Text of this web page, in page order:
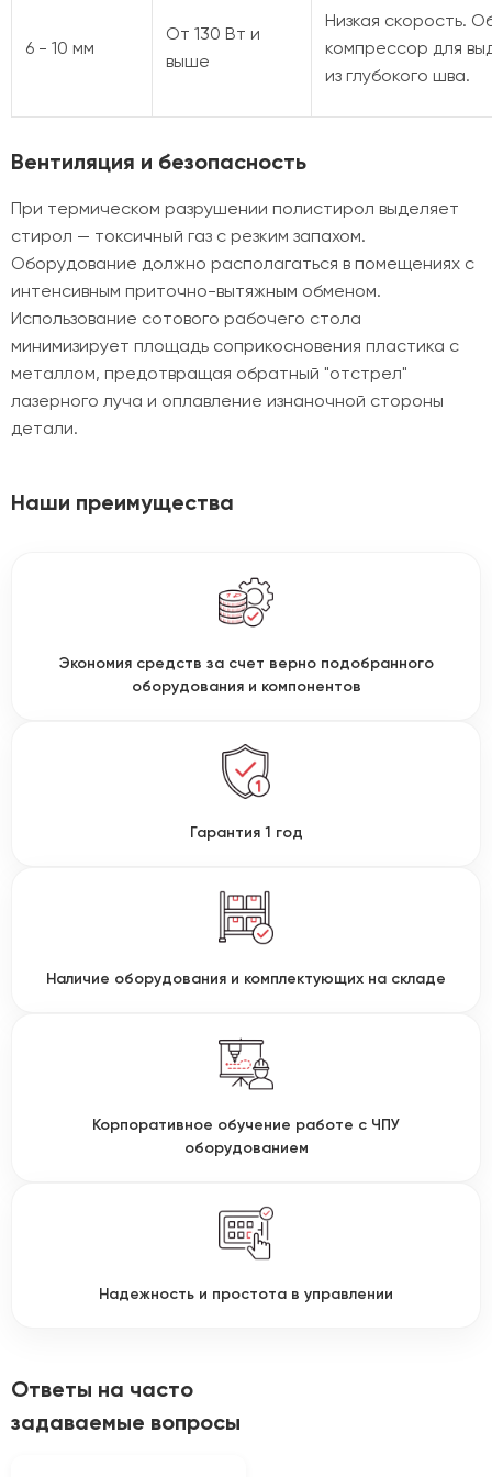
6 - 10 мм
От 130 Вт и
выше
Низкая скорость.
компрессор для
из глубокого шва.
Вентиляция и безопасность
При термическом разрушении полистирол выделяет
стирол — токсичный газ с резким запахом.
Оборудование должно располагаться в помещениях с
интенсивным приточно-вытяжным обменом.
Использование сотового рабочего стола
минимизирует площадь соприкосновения пластика с
металлом, предотвращая обратный "отстрел"
лазерного луча и оплавление изнаночной стороны
детали.
Наши преимущества
Экономия средств за счет верно подобранного
оборудования и компонентов
Гарантия 1 год
Наличие оборудования и комплектующих на складе
Корпоративное обучение работе с ЧПУ
оборудованием
Надежность и простота в управлении
Ответы на часто
задаваемые вопросы